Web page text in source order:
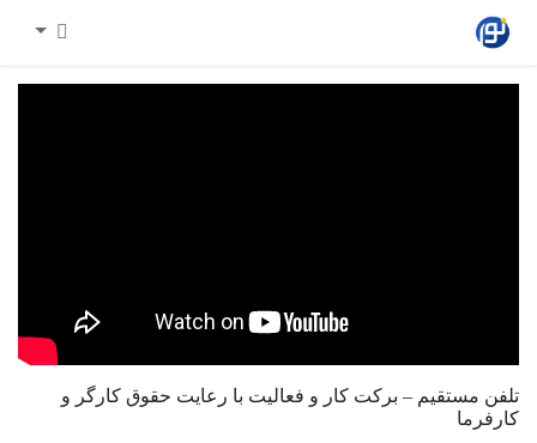
تلفن مستقیم – برکت کار و فعالیت با رعایت حقوق کارگر و
کارفرما